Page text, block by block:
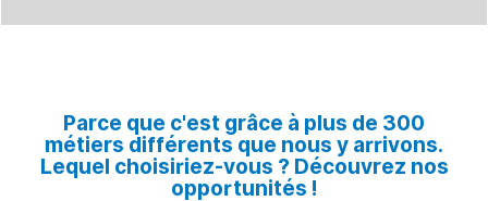
Parce que c'est grâce à plus de 300
métiers différents que nous y arrivons.
Lequel choisiriez-vous ? Découvrez nos
opportunités !